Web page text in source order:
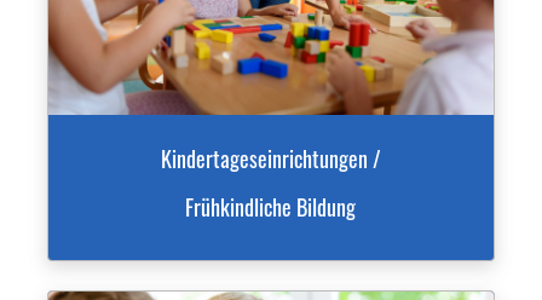
Kindertageseinrichtungen /
Frühkindliche Bildung